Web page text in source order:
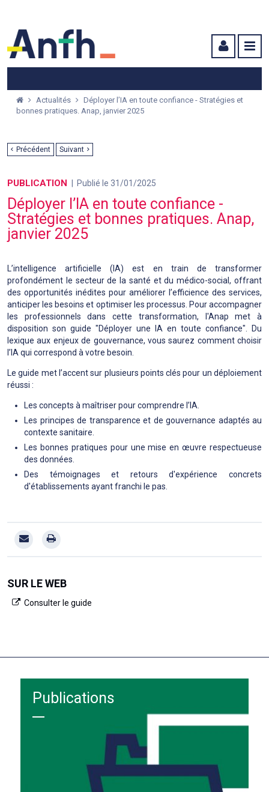
Actualités
Déployer l’IA en toute confiance - Stratégies et
bonnes pratiques. Anap, janvier 2025
Précédent Suivant
PUBLICATION Publié le 31/01/2025
Déployer l’IA en toute confiance -
Stratégies et bonnes pratiques. Anap,
janvier 2025
L’intelligence artificielle (IA) est en train de transformer
profondément le secteur de la santé et du médico-social, offrant
des opportunités inédites pour améliorer l’efficience des services,
anticiper les besoins et optimiser les processus. Pour accompagner
les professionnels dans cette transformation, l'Anap met à
disposition son guide "Déployer une IA en toute confiance". Du
lexique aux enjeux de gouvernance, vous saurez comment choisir
l’IA qui correspond à votre besoin.
Le guide met l’accent sur plusieurs points clés pour un déploiement
réussi :
Les concepts à maîtriser pour comprendre l’IA.
Les principes de transparence et de gouvernance adaptés au
contexte sanitaire.
Les bonnes pratiques pour une mise en œuvre respectueuse
des données.
Des témoignages et retours d'expérience concrets
d'établissements ayant franchi le pas.
SUR LE WEB
Consulter le guide
Publications